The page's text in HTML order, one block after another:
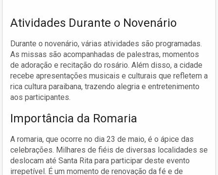
Atividades Durante o Novenário
Durante o novenário, várias atividades são programadas.
As missas são acompanhadas de palestras, momentos
de adoração e recitação do rosário. Além disso, a cidade
recebe apresentações musicais e culturais que refletem a
rica cultura paraibana, trazendo alegria e entretenimento
aos participantes.
Importância da Romaria
A romaria, que ocorre no dia 23 de maio, é o ápice das
celebrações. Milhares de fiéis de diversas localidades se
deslocam até Santa Rita para participar deste evento
irrepetível. É um momento de renovação da fé e de